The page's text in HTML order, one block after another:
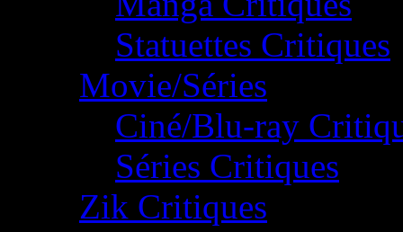
Statuettes Critiques
Movie/Séries
Ciné/Blu-ray
Séries Critiques
Zik Critiques